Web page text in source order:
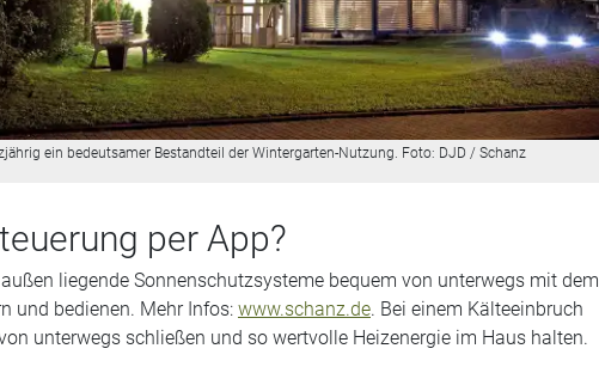
ein bedeutsamer Bestandteil der Wintergarten-Nutzung. Foto: DJD / Schanz
per App?
liegende Sonnenschutzsysteme bequem von unterwegs mit dem
und bedienen. Mehr Infos: www.schanz.de. Bei einem Kälteeinbruch
unterwegs schließen und so wertvolle Heizenergie im Haus halten.